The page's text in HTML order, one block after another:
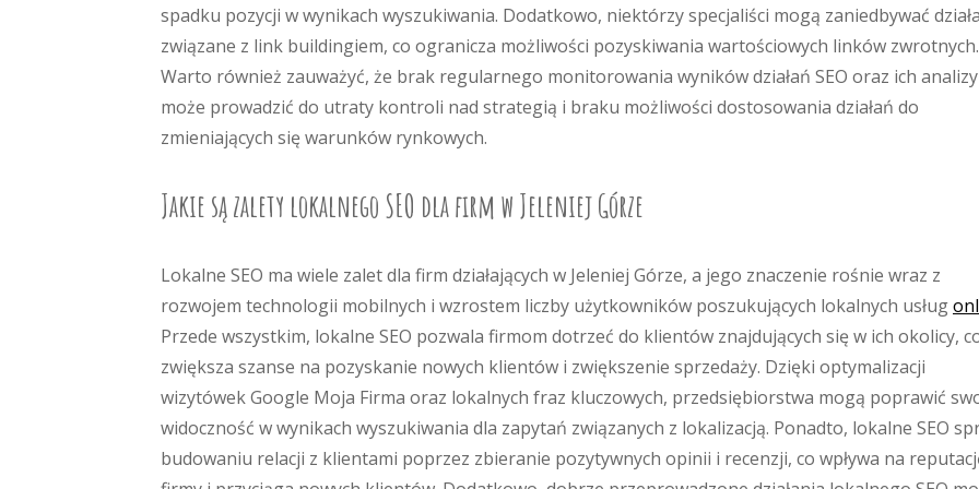
spadku pozycji w wynikach wyszukiwania. Dodatkowo, niektórzy specjaliści mogą zaniedbywać
związane z link buildingiem, co ogranicza możliwości pozyskiwania wartościowych linków zwrotnych.
Warto również zauważyć, że brak regularnego monitorowania wyników działań SEO oraz ich analizy
może prowadzić do utraty kontroli nad strategią i braku możliwości dostosowania działań do
zmieniających się warunków rynkowych.
Jakie są zalety lokalnego SEO dla firm w Jeleniej Górze
Lokalne SEO ma wiele zalet dla firm działających w Jeleniej Górze, a jego znaczenie rośnie wraz z
rozwojem technologii mobilnych i wzrostem liczby użytkowników poszukujących lokalnych usług
Przede wszystkim, lokalne SEO pozwala firmom dotrzeć do klientów znajdujących się w ich okolicy,
zwiększa szanse na pozyskanie nowych klientów i zwiększenie sprzedaży. Dzięki optymalizacji
wizytówek Google Moja Firma oraz lokalnych fraz kluczowych, przedsiębiorstwa mogą poprawić
widoczność w wynikach wyszukiwania dla zapytań związanych z lokalizacją. Ponadto, lokalne SEO
budowaniu relacji z klientami poprzez zbieranie pozytywnych opinii i recenzji, co wpływa na